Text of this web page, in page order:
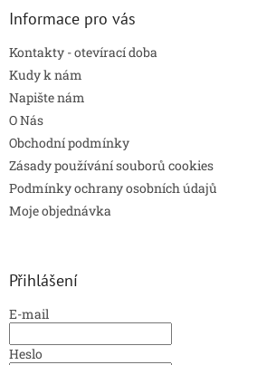
Informace pro vás
Kontakty - otevírací doba
Kudy k nám
Napište nám
O Nás
Obchodní podmínky
Zásady používání souborů cookies
Podmínky ochrany osobních údajů
Moje objednávka
Přihlášení
E-mail
Heslo